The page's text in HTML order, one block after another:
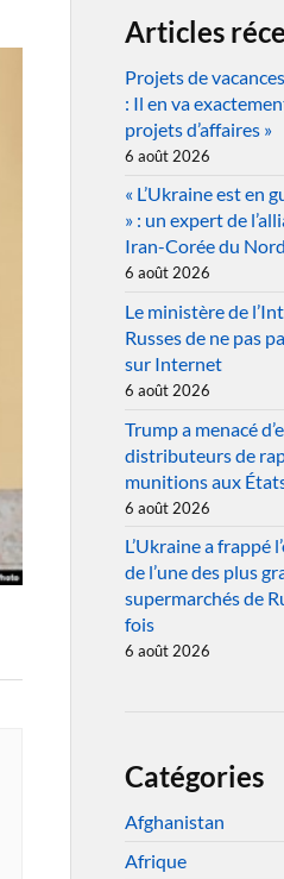
Articles
Projets de
: Il en va
projets d’affaires »
6 août 2026
« L’Ukraine est en
» : un expert de
Iran-Corée du Nord
6 août 2026
Le ministère de
Russes de ne pas
sur Internet
6 août 2026
Trump a menacé
distributeurs de
munitions aux
6 août 2026
L’Ukraine a frappé
de l’une des plus
supermarchés de
fois
6 août 2026
Catégories
Afghanistan
Afrique